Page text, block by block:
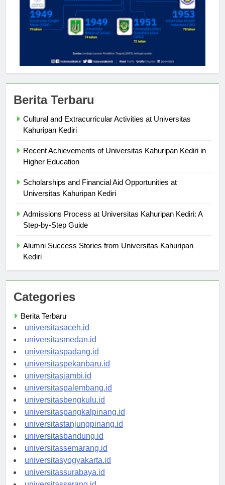
Berita Terbaru
Cultural and Extracurricular Activities at Universitas
Kahuripan Kediri
Recent Achievements of Universitas Kahuripan Kediri in
Higher Education
Scholarships and Financial Aid Opportunities at
Universitas Kahuripan Kediri
Admissions Process at Universitas Kahuripan Kediri: A
Step-by-Step Guide
Alumni Success Stories from Universitas Kahuripan
Kediri
Categories
Berita Terbaru
universitasaceh.id
universitasmedan.id
universitaspadang.id
universitaspekanbaru.id
universitasjambi.id
universitaspalembang.id
universitasbengkulu.id
universitaspangkalpinang.id
universitastanjungpinang.id
universitasbandung.id
universitassemarang.id
universitasyogyakarta.id
universitassurabaya.id